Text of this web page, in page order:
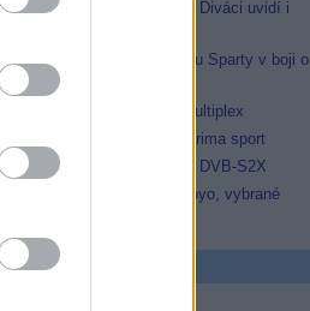
zařadí Prima sport. Diváci uvidí i
Prima sport odvysílá i odvetu Sparty v boji o
mistrů
Operátor Du převzal další multiplex
Antik TV potvrdil zařazení Prima sport
Networks přešla na DVB-S2X
Niké liga opět komplet na Voyo, vybrané
program